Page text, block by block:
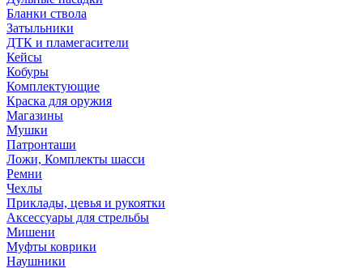
Бланки ствола
Затыльники
ДТК и пламегасители
Кейсы
Кобуры
Комплектующие
Краска для оружия
Магазины
Мушки
Патронташи
Ложи, Комплекты шасси
Ремни
Чехлы
Приклады, цевья и рукоятки
Аксессуары для стрельбы
Мишени
Муфты коврики
Наушники